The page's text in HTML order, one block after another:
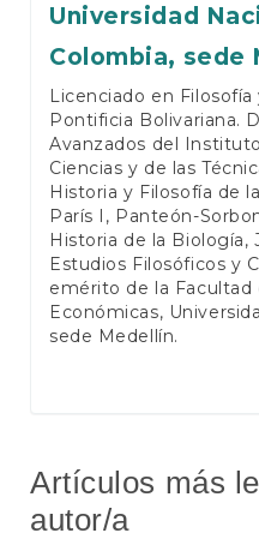
Universidad
Colombia, sede
Licenciado en
Pontificia Bolivariana.
Avanzados del
Ciencias y de las
Historia y Filosofía de
París I, Panteón-
Historia de la Biología,
Estudios Filosóficos y
emérito de la Facultad
Económicas,
sede Medellín.
Artículos más
autor/a